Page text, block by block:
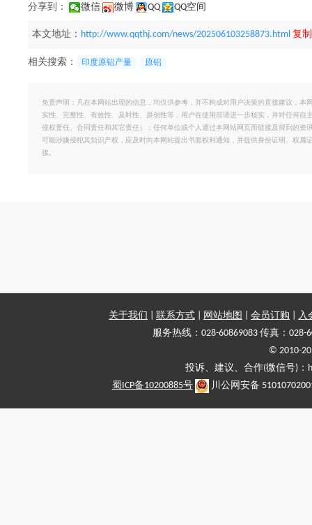
分享到： 微信 微博 QQ QQ空间
本文地址： http://www.qqthj.com/news/202506103258873.html 复
相关搜索： 印度原铝产量 原铝
免责声明：凡在本网站出现的信息，均仅供参考，并不构成对用户决策的直接建议，
实性、完整性、有效性、及时性、原创性等，用户在使用前请进一步核实，并对任何
侵权责任、合同责任和其它责任）；任何单位或个人通过本网站网页而链接及得到的
可能涉嫌侵犯其知识产权，应及时向本网站提出书面权利通知，并提供身份证明、权
接。
关于我们 联系方式 网站地图 会员订购
入
服务热线：028-60869083 传真：028-
© 2010-
投诉、建议、合作(微信号)
蜀ICP备10200885号
川公网安备